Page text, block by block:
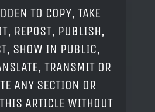
TO COPY, TAKE
REPOST, PUBLISH,
SHOW IN PUBLIC,
TRANSMIT OR
ANY SECTION OR
ARTICLE WITHOUT